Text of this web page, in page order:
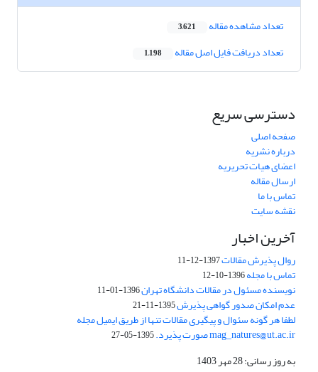
تعداد مشاهده مقاله 3,621
تعداد دریافت فایل اصل مقاله 1,198
دسترسی سریع
صفحه اصلی
درباره نشریه
اعضای هیات تحریریه
ارسال مقاله
تماس با ما
نقشه سایت
آخرین اخبار
روال پذیرش مقالات1397-12-11
تماس با مجله1396-10-12
نویسنده مسئول در مقالات دانشگاه تهران1396-01-11
عدم امکان صدور گواهی پذیرش1395-11-21
لطفا هر گونه سئوال و پیگیری مقالات تنها از طریق ایمیل مجله
mag_natures@ut.ac.ir صورت پذیرد. 1395-05-27
به روز رسانی: 28 مهر 1403